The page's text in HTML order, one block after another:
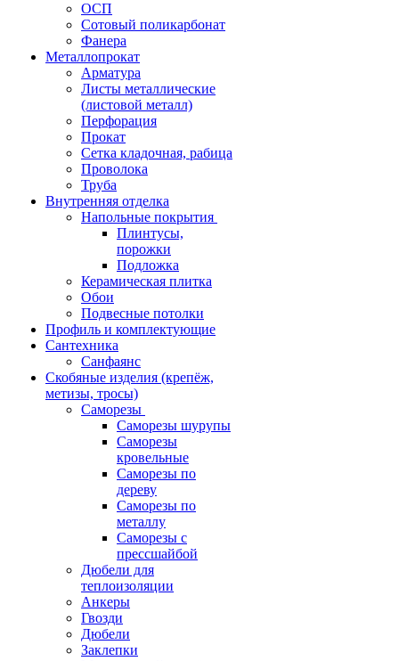
ОСП
Сотовый поликарбонат
Фанера
Металлопрокат
Арматура
Листы металлические
(листовой металл)
Перфорация
Прокат
Сетка кладочная, рабица
Проволока
Труба
Внутренняя отделка
Напольные покрытия
Плинтусы,
порожки
Подложка
Керамическая плитка
Обои
Подвесные потолки
Профиль и комплектующие
Сантехника
Санфаянс
Скобяные изделия (крепёж,
метизы, тросы)
Саморезы
Саморезы шурупы
Саморезы
кровельные
Саморезы по
дереву
Саморезы по
металлу
Саморезы с
прессшайбой
Дюбели для
теплоизоляции
Анкеры
Гвозди
Дюбели
Заклепки